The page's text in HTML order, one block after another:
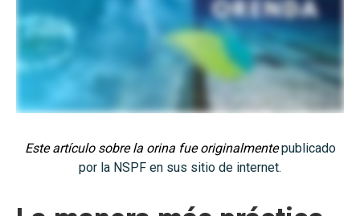
Este artículo sobre la orina fue originalmentepublicado
por la NSPF en sus sitio de internet.